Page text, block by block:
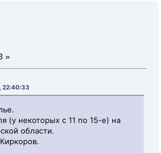
»
22:40:33
(у некоторых с 11 по 15-е) на
области.